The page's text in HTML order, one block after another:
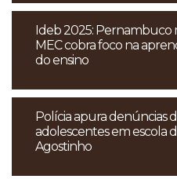
Ideb 2025: Pernambuco
MEC cobra foco na
do ensino
Polícia apura denúncias
adolescentes em escola
Agostinho